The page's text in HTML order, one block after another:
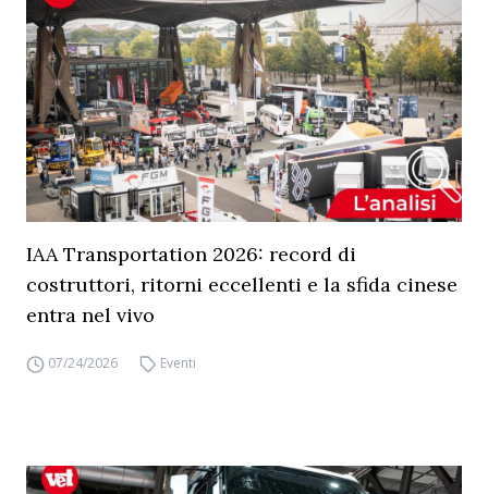
IAA Transportation 2026: record di
costruttori, ritorni eccellenti e la sfida cinese
entra nel vivo
07/24/2026 Eventi